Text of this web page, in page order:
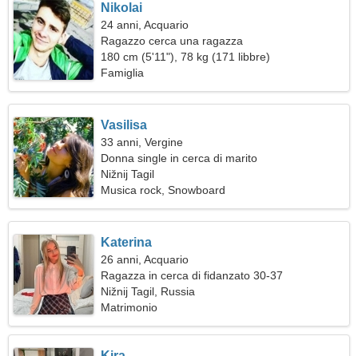
Nikolai
24 anni, Acquario
Ragazzo cerca una ragazza
180 cm (5'11"), 78 kg (171 libbre)
Famiglia
Vasilisa
33 anni, Vergine
Donna single in cerca di marito
Nižnij Tagil
Musica rock, Snowboard
Katerina
26 anni, Acquario
Ragazza in cerca di fidanzato 30-37
Nižnij Tagil, Russia
Matrimonio